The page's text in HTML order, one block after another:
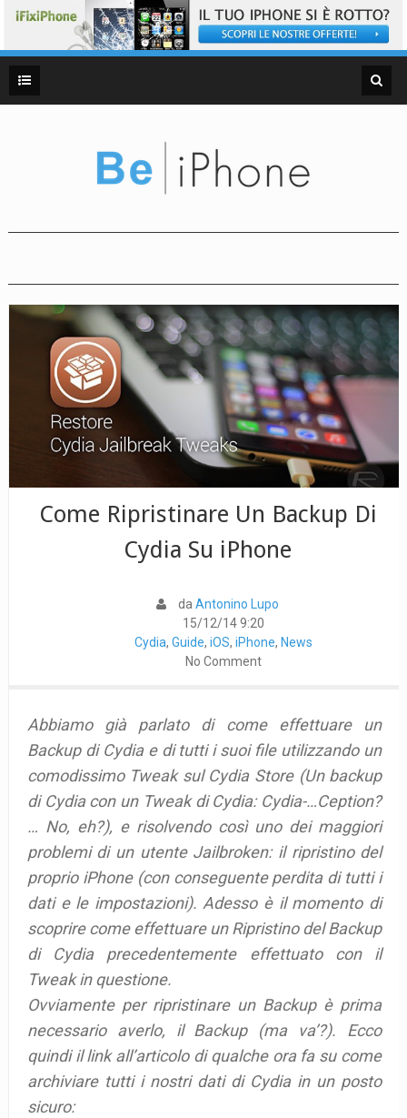
Come Ripristinare Un Backup Di
Cydia Su iPhone
daAntonino Lupo
15/12/14 9:20
Cydia,Guide,iOS,iPhone, News
No Comment
Abbiamo già parlato di come effettuare un
Backup di Cydia e di tutti i suoi file utilizzando un
comodissimo Tweak sul Cydia Store (Un backup
di Cydia con un Tweak di Cydia: Cydia-…Ception?
… No, eh?), e risolvendo così uno dei maggiori
problemi di un utente Jailbroken: il ripristino del
proprio iPhone (con conseguente perdita di tutti i
dati e le impostazioni). Adesso è il momento di
scoprire come effettuare un Ripristino del Backup
di Cydia precedentemente effettuato con il
Tweak in questione.
Ovviamente per ripristinare un Backup è prima
necessario averlo, il Backup (ma va’?). Ecco
quindi il link all’articolo di qualche ora fa su come
archiviare tutti i nostri dati di Cydia in un posto
sicuro: